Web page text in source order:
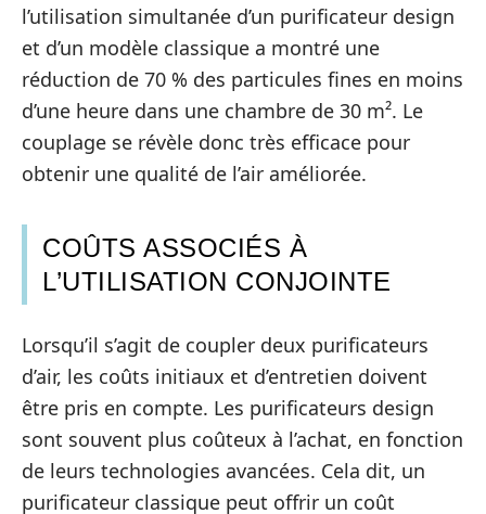
l’utilisation simultanée d’un purificateur design
et d’un modèle classique a montré une
réduction de 70 % des particules fines en moins
d’une heure dans une chambre de 30 m². Le
couplage se révèle donc très efficace pour
obtenir une qualité de l’air améliorée.
COÛTS ASSOCIÉS À
L’UTILISATION CONJOINTE
Lorsqu’il s’agit de coupler deux purificateurs
d’air, les coûts initiaux et d’entretien doivent
être pris en compte. Les purificateurs design
sont souvent plus coûteux à l’achat, en fonction
de leurs technologies avancées. Cela dit, un
purificateur classique peut offrir un coût